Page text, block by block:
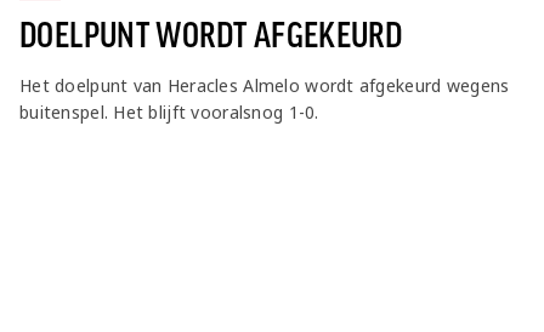
DOELPUNT WORDT AFGEKEURD
Het doelpunt van Heracles Almelo wordt afgekeurd wegens
buitenspel. Het blijft vooralsnog 1-0.